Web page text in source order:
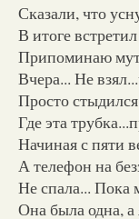
Сказали, что
В итоге
Припоминаю
Вчера... Не
Просто
Где эта
Начиная с пяти
А телефон на
Не спала... Пока
Она была одна, а